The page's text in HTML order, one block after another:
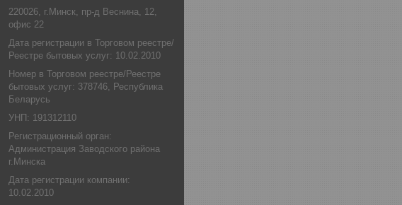
220026, г.Минск, пр-д Веснина, 12,
офис 22
Дата регистрации в Торговом реестре/
Реестре бытовых услуг: 10.02.2010
Номер в Торговом реестре/Реестре
бытовых услуг: 378746, Республика
Беларусь
УНП: 191312110
Регистрационный орган:
Администрация Заводского района
г.Минска
Дата регистрации компании:
10.02.2010